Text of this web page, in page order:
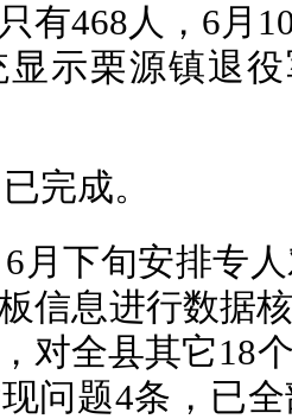
有468人，6月
示栗源镇退
完成。
月下旬安排专
信息进行数据
对全县其它18
问题4条，已